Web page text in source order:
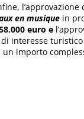
en musique in
euro e
interesse turistico
un importo